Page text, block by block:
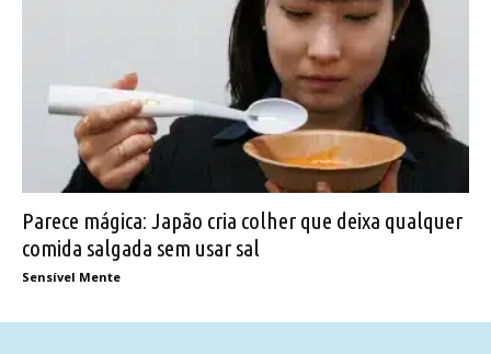
Parece mágica: Japão cria colher que deixa qualquer
comida salgada sem usar sal
Sensível Mente